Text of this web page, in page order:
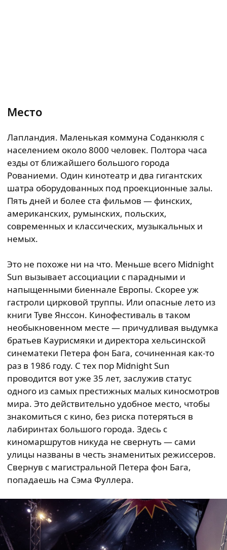
Место
Лапландия. Маленькая коммуна Соданкюля с
населением около 8000 человек. Полтора часа
езды от ближайшего большого города
Рованиеми. Один кинотеатр и два гигантских
шатра оборудованных под проекционные залы.
Пять дней и более ста фильмов — финских,
американских, румынских, польских,
современных и классических, музыкальных и
немых.
Это не похоже ни на что. Меньше всего Midnight
Sun вызывает ассоциации с парадными и
напыщенными биеннале Европы. Скорее уж
гастроли цирковой труппы. Или опасные лето из
книги Туве Янссон. Кинофестиваль в таком
необыкновенном месте — причудливая выдумка
братьев Каурисмяки и директора хельсинской
синематеки Петера фон Бага, сочиненная как-то
раз в 1986 году. С тех пор Midnight Sun
проводится вот уже 35 лет, заслужив статус
одного из самых престижных малых киносмотров
мира. Это действительно удобное место, чтобы
знакомиться с кино, без риска потеряться в
лабиринтах большого города. Здесь с
киномаршрутов никуда не свернуть — сами
улицы названы в честь знаменитых режиссеров.
Свернув с магистральной Петера фон Бага,
попадаешь на Сэма Фуллера.